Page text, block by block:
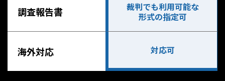
調査報告書
裁判でも利用可能な
形式の指定可
海外対応 対応可